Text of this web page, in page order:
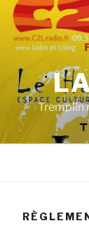
Aller
contenu
Tremplin